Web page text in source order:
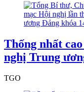
Thống nhất
nghị Trung
TGO